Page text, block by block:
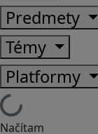
Predmety
Témy
Platformy
Načítam